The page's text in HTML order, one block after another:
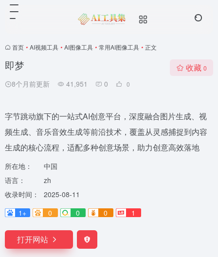
首页 • AI视频工具 • AI图像工具 • 常用AI图像工具 • 正文
即梦
8个月前更新 41,951 0 0
收藏 0
字节跳动旗下的一站式AI创意平台，深度融合图片生成、视
频生成、音乐音效生成等前沿技术，覆盖从灵感捕捉到内容
生成的核心流程，适配多种创意场景，助力创意高效落地
所在地：
中国
语言：
zh
收录时间：
2025-08-11
1+
0 0 0 1
打开网站